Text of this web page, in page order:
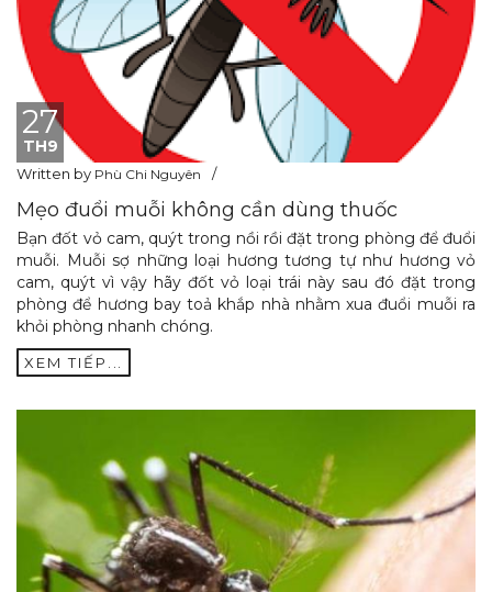
27
TH9
Written by Phù Chi Nguyên
Mẹo đuổi muỗi không cần dùng thuốc
Bạn đốt vỏ cam, quýt trong nồi rồi đặt trong phòng để đuổi
muỗi. Muỗi sợ những loại hương tương tự như hương vỏ
cam, quýt vì vậy hãy đốt vỏ loại trái này sau đó đặt trong
phòng để hương bay toả khắp nhà nhằm xua đuổi muỗi ra
khỏi phòng nhanh chóng.
XEM TIẾP...